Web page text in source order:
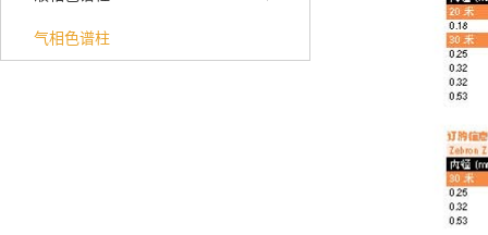
气相色谱柱